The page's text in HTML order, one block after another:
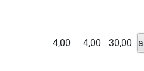
4,00 4,00 30,00